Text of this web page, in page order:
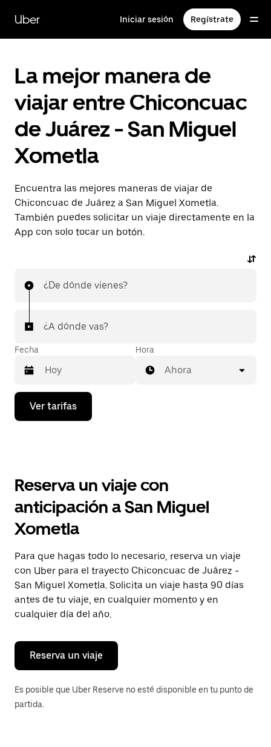
contenido
principal
Uber Iniciar sesión Regístrate
La mejor manera de
viajar entre Chiconcuac
de Juárez - San Miguel
Xometla
Encuentra las mejores maneras de viajar de
Chiconcuac de Juárez a San Miguel Xometla.
También puedes solicitar un viaje directamente en la
App con solo tocar un botón.
¿De dónde vienes?
¿A dónde vas?
Fecha
Presiona
flecha
el
y
selecciona
una
Presiona
la
tecla Esc
para
cerrar
el
calendario.
Hora
Ahora
Ver tarifas
Reserva un viaje con
anticipación a San Miguel
Xometla
Para que hagas todo lo necesario, reserva un viaje
con Uber para el trayecto Chiconcuac de Juárez -
San Miguel Xometla. Solicita un viaje hasta 90 días
antes de tu viaje, en cualquier momento y en
cualquier día del año.
Reserva un viaje
Es posible que Uber Reserve no esté disponible en tu punto de
partida.